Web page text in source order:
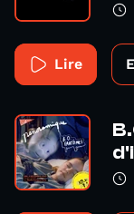
Lire